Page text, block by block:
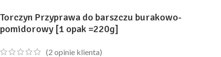
Torczyn Przyprawa do barszczu burakowo-
pomidorowy [1 opak =220g]
(2 opinie klienta)